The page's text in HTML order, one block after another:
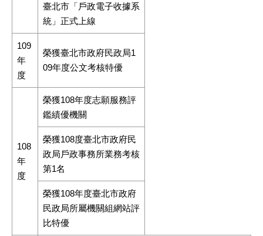
臺北市「戶政電子收據系
統」正式上線
109
年
度
榮獲臺北市政府民政局1
09年度公文考核特優
108
年
度
榮獲108年度志願服務評
鑑績優機關
榮獲108度臺北市政府民
政局戶政事務所業務考核
第1名
榮獲108年度臺北市政府
民政局所屬機關組網站評
比特優